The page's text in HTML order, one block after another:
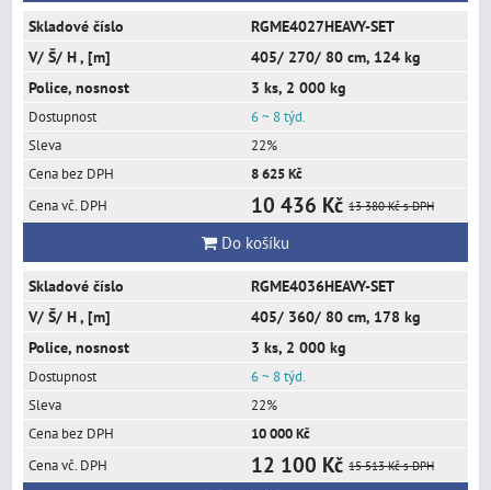
RGME4027HEAVY-SET
405/ 270/ 80 cm, 124 kg
3 ks, 2 000 kg
6 ~ 8 týd.
22%
8 625 Kč
10 436 Kč 13 380 Kč s DPH
Do košíku
RGME4036HEAVY-SET
405/ 360/ 80 cm, 178 kg
3 ks, 2 000 kg
6 ~ 8 týd.
22%
10 000 Kč
12 100 Kč 15 513 Kč s DPH